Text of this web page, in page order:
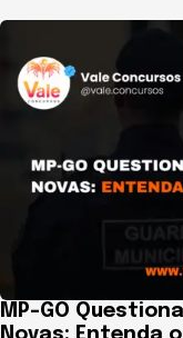
MP-GO